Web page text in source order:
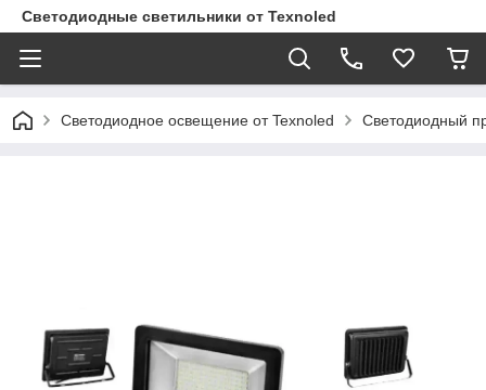
Светодиодные светильники от Texnoled
Светодиодное освещение от Texnoled Светодиодный